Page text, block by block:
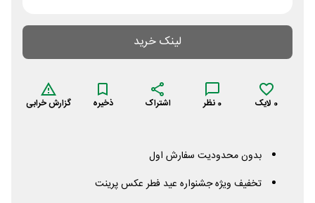
لینک خرید
0 لایک 0 نظر اشتراک ذخیره گزارش خرابی
بدون محدودیت سفارش اول
تخفیف ویژه جشنواره عید فطر عکس پرینت